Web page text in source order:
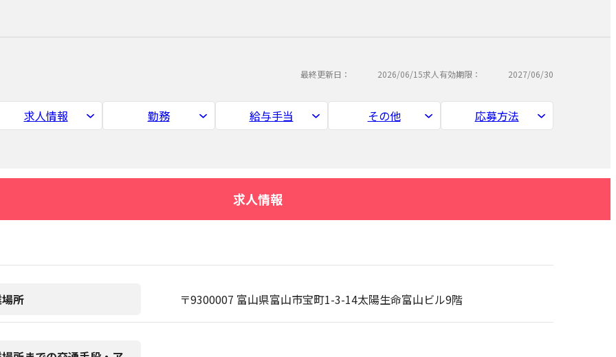
最終更新日： 2026/06/15求人有効期限： 2027/06/30
求人情報 勤務 給与手当 その他 応募方法
求人情報
所 〒9300007 富山県富山市宝町1-3-14太陽生命富山ビル9階